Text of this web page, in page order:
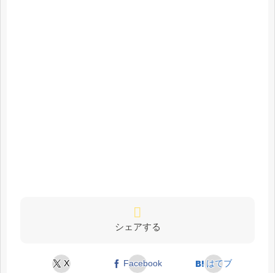
シェアする
X Facebook はてブ